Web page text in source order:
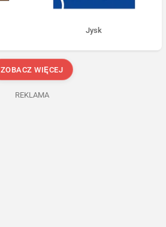
Jysk
ZOBACZ WIĘCEJ
REKLAMA